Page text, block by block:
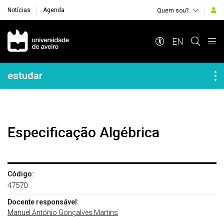
Notícias Agenda Quem sou?
Navegação Principal
EN
Navegação Lateral
estudar
Especificação Algébrica
Código:
47570
Docente responsável:
Manuel António Gonçalves Martins